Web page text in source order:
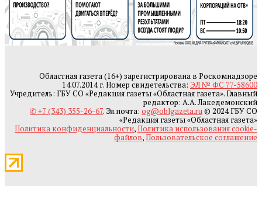
Областная газета (16+) зарегистрирована в Роскомнадзоре
14.07.2014 г. Номер свидетельства: ЭЛ № ФС 77-58600
Учредитель: ГБУ СО «Редакция газеты «Областная газета». Главный
редактор: А.А. Лакедемонский
✆ +7 (343) 355-26-67. Эл.почта: og@oblgazeta.ru© 2024 ГБУ СО
«Редакция газеты «Областная газета»
Политика конфиденциальности,Политика использования cookie-
файлов,Пользовательское соглашение